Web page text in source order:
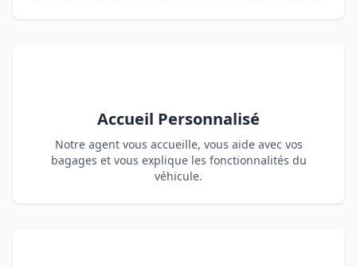
Accueil Personnalisé
Notre agent vous accueille, vous aide avec vos
bagages et vous explique les fonctionnalités du
véhicule.